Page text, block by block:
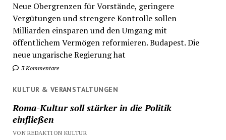
Neue Obergrenzen für Vorstände, geringere
Vergütungen und strengere Kontrolle sollen
Milliarden einsparen und den Umgang mit
öffentlichem Vermögen reformieren. Budapest. Die
neue ungarische Regierung hat
3 Kommentare
KULTUR & VERANSTALTUNGEN
Roma-Kultur soll stärker in die Politik
einfließen
VON REDAKTION KULTUR